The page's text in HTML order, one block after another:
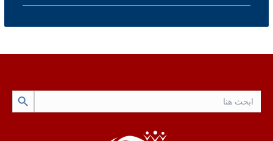
Search
Search Button